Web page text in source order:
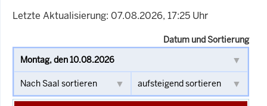
Letzte Aktualisierung: 07.08.2026, 17:25 Uhr
Datum und Sortierung